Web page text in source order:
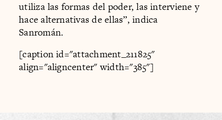
utiliza las formas del poder, las interviene y
hace alternativas de ellas”, indica
Sanromán.
[caption id="attachment_211825"
align="aligncenter" width="385"]